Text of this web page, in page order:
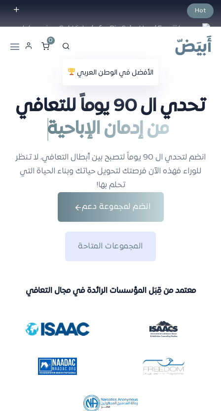
Hot
Intro price. Get Histudy for Big Sale
-95% off.
0
الأفضل في الوطن العربي
تحدي ال 90 يوماً للتعافي
من العادة السرية
انضم لتحدي ال 90 يوماً لتصبح بين أبطال التعافي، لا تنظر
للوراء فهذه الآن فرصتك لتحويل حياتك وبناء الحياة التي
تحلم بها!
انضم لمجموعة دعم
المجموعات المتاحة
معتمد من قِبَل المؤسسات الرائدة في مجال التعافي